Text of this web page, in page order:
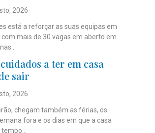
2026
está a reforçar as suas equipas em
com mais de 30 vagas em aberto em
a ter em casa
sair
2026
chegam também as férias, os
fora e os dias em que a casa